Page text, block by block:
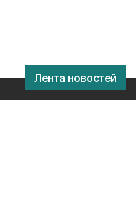
Лента новостей